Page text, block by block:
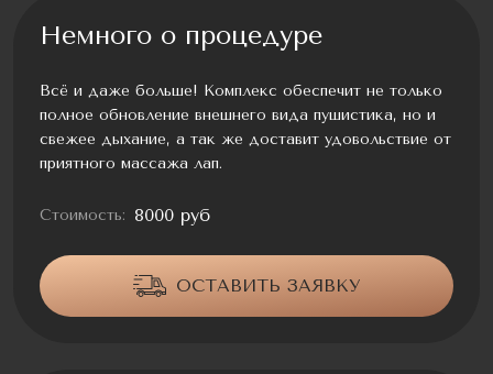
Немного о процедуре
Всё и даже больше! Комплекс обеспечит не только
полное обновление внешнего вида пушистика, но и
свежее дыхание, а так же доставит удовольствие от
приятного массажа лап.
Стоимость: 8000 руб
ОСТАВИТЬ ЗАЯВКУ